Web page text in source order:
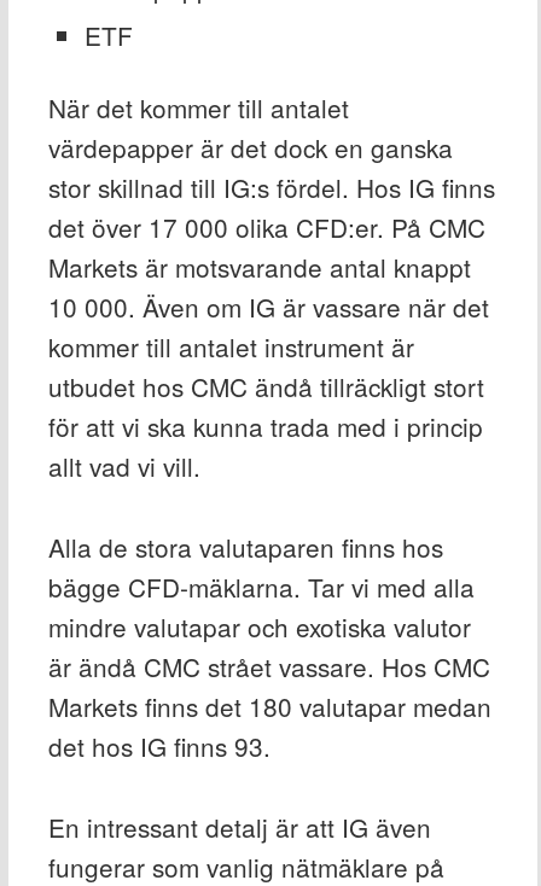
ETF
När det kommer till antalet
värdepapper är det dock en ganska
stor skillnad till IG:s fördel. Hos IG finns
det över 17 000 olika CFD:er. På CMC
Markets är motsvarande antal knappt
10 000. Även om IG är vassare när det
kommer till antalet instrument är
utbudet hos CMC ändå tillräckligt stort
för att vi ska kunna trada med i princip
allt vad vi vill.
Alla de stora valutaparen finns hos
bägge CFD-mäklarna. Tar vi med alla
mindre valutapar och exotiska valutor
är ändå CMC strået vassare. Hos CMC
Markets finns det 180 valutapar medan
det hos IG finns 93.
En intressant detalj är att IG även
fungerar som vanlig nätmäklare på